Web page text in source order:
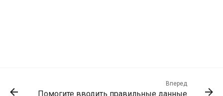
Вперед
Помогите вводить правильные данные